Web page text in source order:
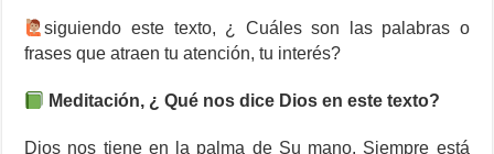
‍siguiendo este texto, ¿ Cuáles son las palabras o
frases que atraen tu atención, tu interés?
Meditación, ¿ Qué nos dice Dios en este texto?
Dios nos tiene en la palma de Su mano. Siempre está